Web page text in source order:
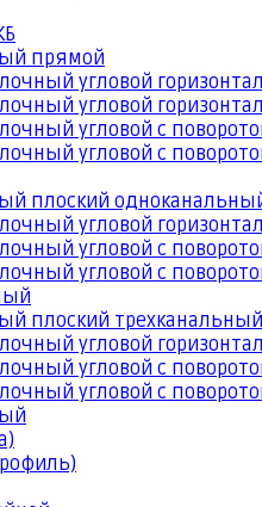
прямой
угловой
угловой
угловой с
угловой с
плоский
угловой
угловой с
угловой с
плоский трехканальный
угловой
угловой с
угловой с